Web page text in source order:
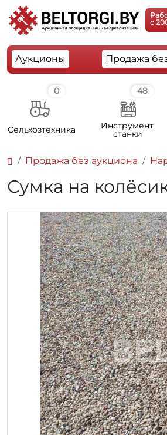
c
Аукционы Продажа
0
Cельхозтехника
48
Инструмент,
станки
Продажа без аукциона
Сумка на